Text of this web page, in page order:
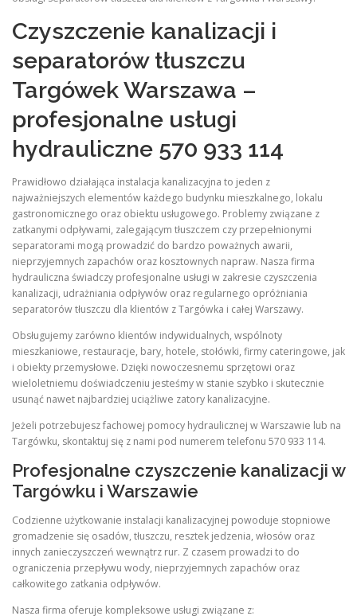
Czyszczenie kanalizacji i
separatorów tłuszczu
Targówek Warszawa –
profesjonalne usługi
hydrauliczne 570 933 114
Prawidłowo działająca instalacja kanalizacyjna to jeden z
najważniejszych elementów każdego budynku mieszkalnego, lokalu
gastronomicznego oraz obiektu usługowego. Problemy związane z
zatkanymi odpływami, zalegającym tłuszczem czy przepełnionymi
separatorami mogą prowadzić do bardzo poważnych awarii,
nieprzyjemnych zapachów oraz kosztownych napraw. Nasza firma
hydrauliczna świadczy profesjonalne usługi w zakresie czyszczenia
kanalizacji, udrażniania odpływów oraz regularnego opróżniania
separatorów tłuszczu dla klientów z Targówka i całej Warszawy.
Obsługujemy zarówno klientów indywidualnych, wspólnoty
mieszkaniowe, restauracje, bary, hotele, stołówki, firmy cateringowe, jak
i obiekty przemysłowe. Dzięki nowoczesnemu sprzętowi oraz
wieloletniemu doświadczeniu jesteśmy w stanie szybko i skutecznie
usunąć nawet najbardziej uciążliwe zatory kanalizacyjne.
Jeżeli potrzebujesz fachowej pomocy hydraulicznej w Warszawie lub na
Targówku, skontaktuj się z nami pod numerem telefonu 570 933 114.
Profesjonalne czyszczenie kanalizacji w
Targówku i Warszawie
Codzienne użytkowanie instalacji kanalizacyjnej powoduje stopniowe
gromadzenie się osadów, tłuszczu, resztek jedzenia, włosów oraz
innych zanieczyszczeń wewnątrz rur. Z czasem prowadzi to do
ograniczenia przepływu wody, nieprzyjemnych zapachów oraz
całkowitego zatkania odpływów.
Nasza firma oferuje kompleksowe usługi związane z: